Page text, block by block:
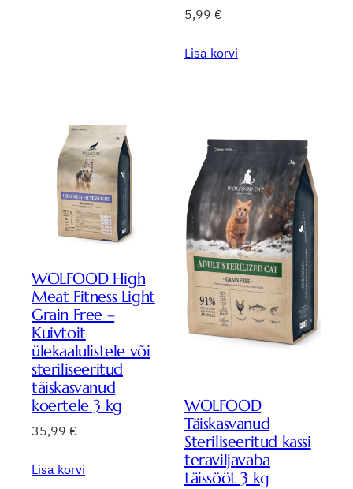
5,99 €
Lisa korvi
WOLFOOD High
Meat Fitness Light
Grain Free –
Kuivtoit
ülekaalulistele või
steriliseeritud
täiskasvanud
koertele 3 kg
35,99 €
Lisa korvi
WOLFOOD
Täiskasvanud
Steriliseeritud kassi
teraviljavaba
täissööt 3 kg